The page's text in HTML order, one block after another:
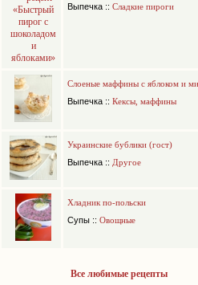
Выпечка :: Сладкие пироги
Слоеные маффины с яблоком и
Выпечка :: Кексы, маффины
Украинские бублики (гост)
Выпечка :: Другое
Хладник по-польски
Супы :: Овощные
Все любимые рецепты